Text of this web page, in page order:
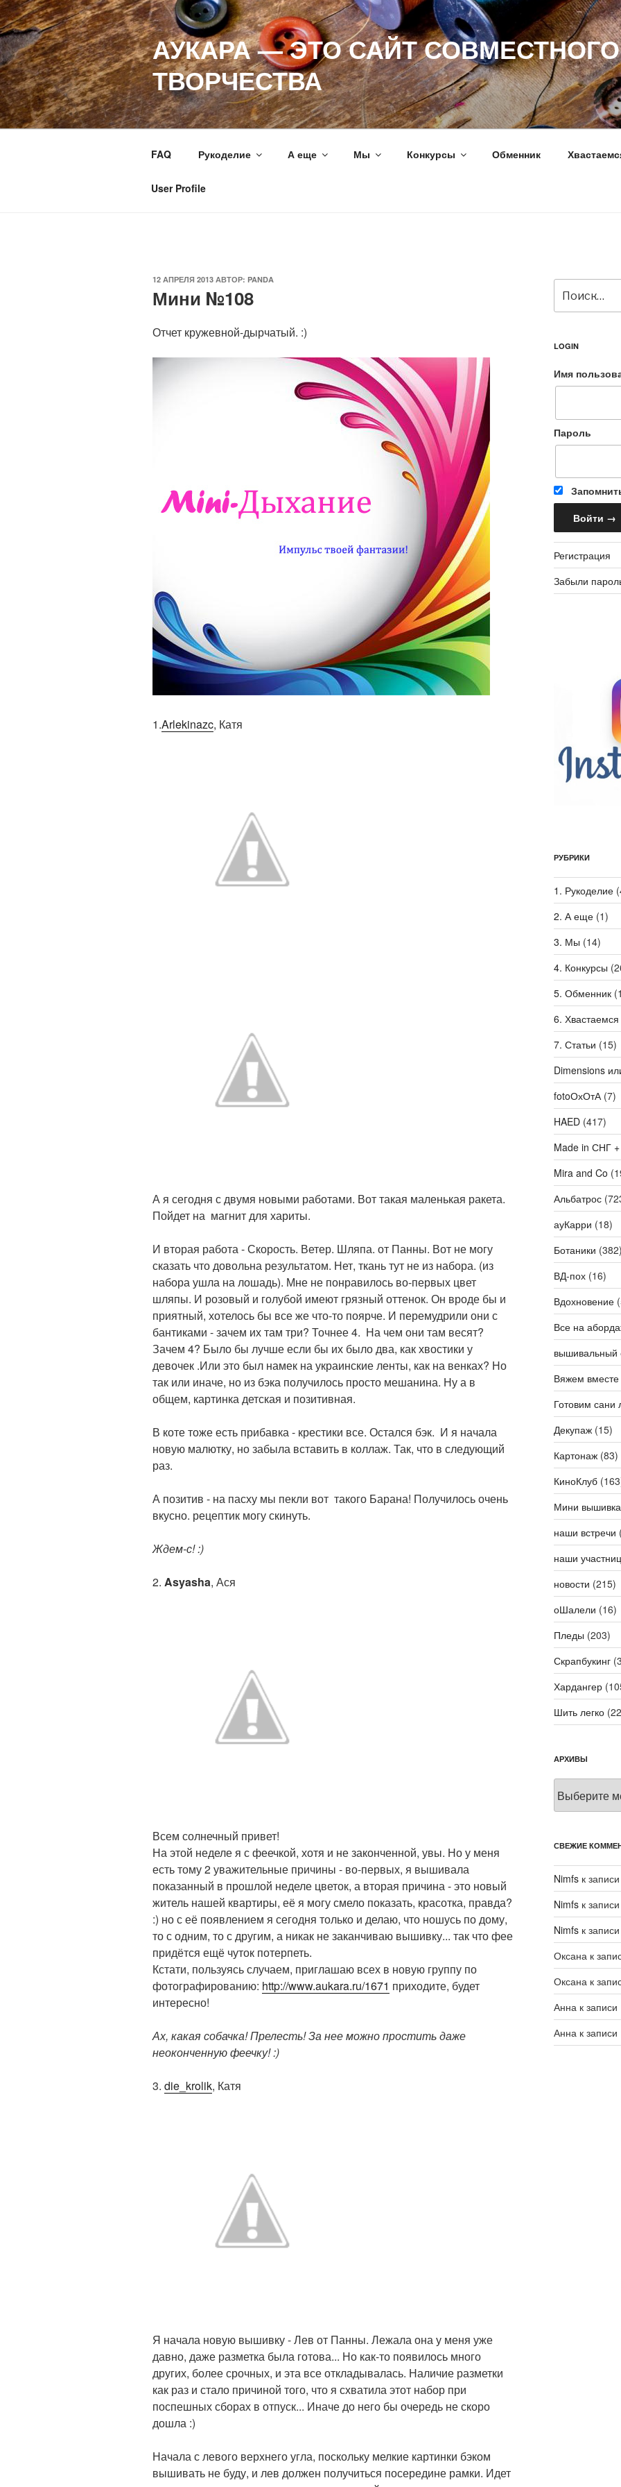
Перейти
к
содержимому
АУКАРА — ЭТО САЙТ СОВМЕСТНОГО
ТВОРЧЕСТВА
FAQ Рукоделие А еще Мы Конкурсы Обменник
User Profile
ОПУБЛИКОВАНО
12 АПРЕЛЯ 2013 АВТОР: PANDA
Мини №108
Отчет кружевной-дырчатый. :)
1.Arlekinazc, Катя
А я сегодня с двумя новыми работами. Вот такая маленькая ракета.
Пойдет на магнит для хариты.
И вторая работа - Скорость. Ветер. Шляпа. от Панны. Вот не могу
сказать что довольна результатом. Нет, ткань тут не из набора. (из
набора ушла на лошадь). Мне не понравилось во-первых цвет
шляпы. И розовый и голубой имеют грязный оттенок. Он вроде бы и
приятный, хотелось бы все же что-то поярче. И перемудрили они с
бантиками - зачем их там три? Точнее 4. На чем они там весят?
Зачем 4? Было бы лучше если бы их было два, как хвостики у
девочек .Или это был намек на украинские ленты, как на венках? Но
так или иначе, но из бэка получилось просто мешанина. Ну а в
общем, картинка детская и позитивная.
В коте тоже есть прибавка - крестики все. Остался бэк. И я начала
новую малютку, но забыла вставить в коллаж. Так, что в следующий
раз.
А позитив - на пасху мы пекли вот такого Барана! Получилось очень
вкусно. рецептик могу скинуть.
Ждем-с! :)
2. Asyasha, Ася
Всем солнечный привет!
На этой неделе я с феечкой, хотя и не законченной, увы. Но у меня
есть тому 2 уважительные причины - во-первых, я вышивала
показанный в прошлой неделе цветок, а вторая причина - это новый
житель нашей квартиры, её я могу смело показать, красотка, правда?
:) но с её появлением я сегодня только и делаю, что ношусь по дому,
то с одним, то с другим, а никак не заканчиваю вышивку... так что фее
придётся ещё чуток потерпеть.
Кстати, пользуясь случаем, приглашаю всех в новую группу по
фотографированию: http://www.aukara.ru/1671 приходите, будет
интересно!
Ах, какая собачка! Прелесть! За нее можно простить даже
неоконченную феечку! :)
3. die_krolik, Катя
Я начала новую вышивку - Лев от Панны. Лежала она у меня уже
давно, даже разметка была готова... Но как-то появилось много
других, более срочных, и эта все откладывалась. Наличие разметки
как раз и стало причиной того, что я схватила этот набор при
поспешных сборах в отпуск... Иначе до него бы очередь не скоро
дошла :)
Начала с левого верхнего угла, поскольку мелкие картинки бэком
вышивать не буду, и лев должен получиться посередине рамки. Идет
LOGIN
Имя
Пароль
Регистрация
Забыли
РУБРИКИ
1. Рукоделие
2. А еще(1)
3. Мы (14)
4. Конкурсы
5. Обменник
6. Хвастаемся
7. Статьи (15)
Dimensions
fotoОхОтА(7)
HAED(417)
Made in СНГ
Mira and Co
Альбатрос
ауКарри (18)
Ботаники
ВД-пох(16)
Вдохновение
Все на
вышивальный
Вяжем вместе
Готовим сани
Декупаж(15)
Картонаж(83)
КиноКлуб
Мини вышивка
наши встречи
наши
новости (215)
оШалели (16)
Пледы (203)
Скрапбукинг
Хардангер
Шить легко
АРХИВЫ
СВЕЖИЕ
Nimfsк
Nimfsк
Nimfsк
Оксанак
Оксанак
Аннак записи
Аннак записи